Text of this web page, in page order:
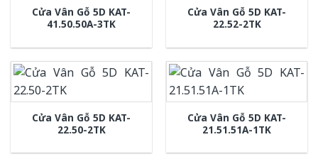
Cửa Vân Gỗ 5D KAT-
41.50.50A-3TK
Cửa Vân Gỗ 5D KAT-
22.52-2TK
Cửa Vân Gỗ 5D KAT-
22.50-2TK
Cửa Vân Gỗ 5D KAT-
21.51.51A-1TK